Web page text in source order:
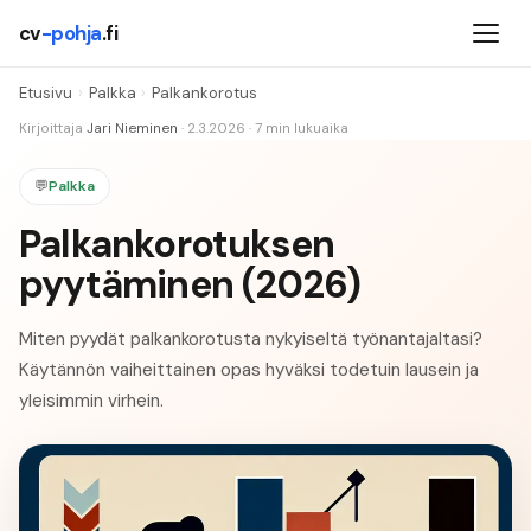
cv-pohja.fi
Etusivu › Palkka › Palkankorotus
Kirjoittaja Jari Nieminen · 2.3.2026 · 7 min lukuaika
💬Palkka
Palkankorotuksen
pyytäminen (2026)
Miten pyydät palkankorotusta nykyiseltä työnantajaltasi?
Käytännön vaiheittainen opas hyväksi todetuin lausein ja
yleisimmin virhein.